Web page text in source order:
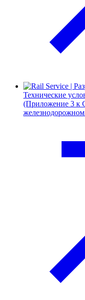
Технические
(Приложение 3 к